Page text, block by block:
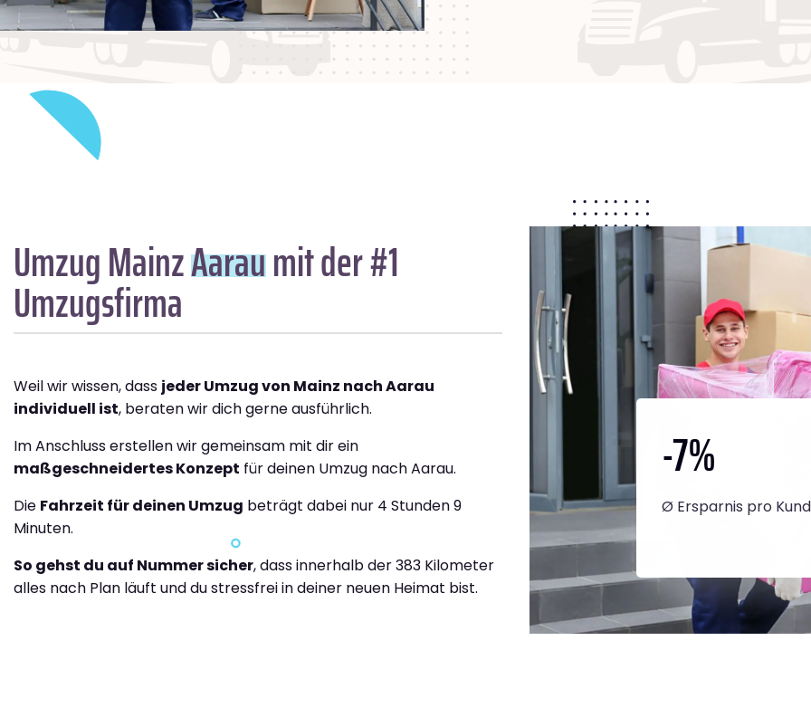
Umzug MainzAaraumit der #1
Umzugsfirma
Weil wir wissen, dass jeder Umzug von Mainz nach Aarau
individuell ist, beraten wir dich gerne ausführlich.
Im Anschluss erstellen wir gemeinsam mit dir ein
maßgeschneidertes Konzept für deinen Umzug nach Aarau.
Die Fahrzeit für deinen Umzug beträgt dabei nur 4 Stunden 9
Minuten.
So gehst du auf Nummer sicher, dass innerhalb der 383 Kilometer
alles nach Plan läuft und du stressfrei in deiner neuen Heimat bist.
-7%
Ø Ersparnis pro